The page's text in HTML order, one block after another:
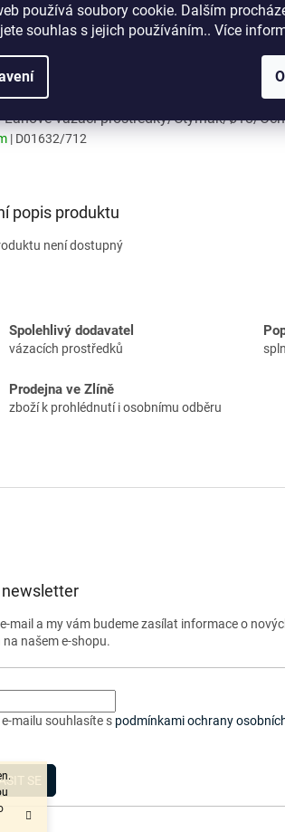
používá soubory cookie. Dalším
souhlas s jejich používáním.. Více
Lanové vázací prostředky/Čtyřhák/ø18/
| D01631/712
Lanové vázací prostředky/Čtyřhák/ø18/
| D01632/712
popis produktu
není dostupný
Spolehlivý dodavatel
vázacích prostředků
Prodejna ve Zlíně
zboží k prohlédnutí i osobnímu odběru
mail a my vám budeme zasílat informace o
našem e-shopu.
mailu souhlasíte s podmínkami ochrany
SE